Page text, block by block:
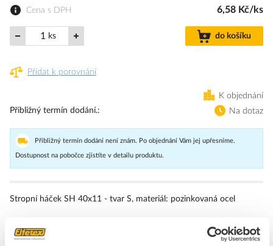
Cena s DPH 6,58 Kč/ks
ks do košíku
Přidat k porovnání
K objednání
Přibližný termín dodání.
Na dotaz
Přibližný termín dodání není znám. Po objednání Vám jej upřesníme.
Dostupnost na pobočce zjistíte v detailu produktu.
Stropní háček SH 40x11 - tvar S, materiál: pozinkovaná ocel
Značka